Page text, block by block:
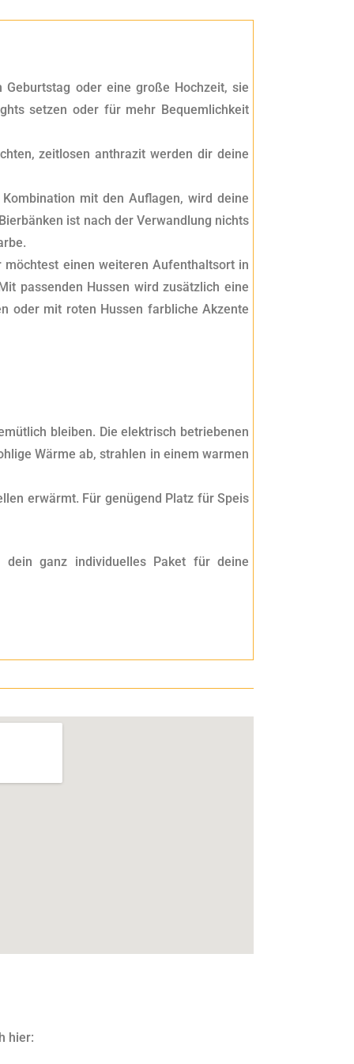
oder eine große Hochzeit, sie
setzen oder für mehr Bequemlichkeit
zeitlosen anthrazit werden dir deine
mit den Auflagen, wird deine
ist nach der Verwandlung nichts
einen weiteren Aufenthaltsort in
passenden Hussen wird zusätzlich eine
oder mit roten Hussen farbliche Akzente
bleiben. Die elektrisch betriebenen
Wärme ab, strahlen in einem warmen
erwärmt. Für genügend Platz für Speis
ganz individuelles Paket für deine
hier: